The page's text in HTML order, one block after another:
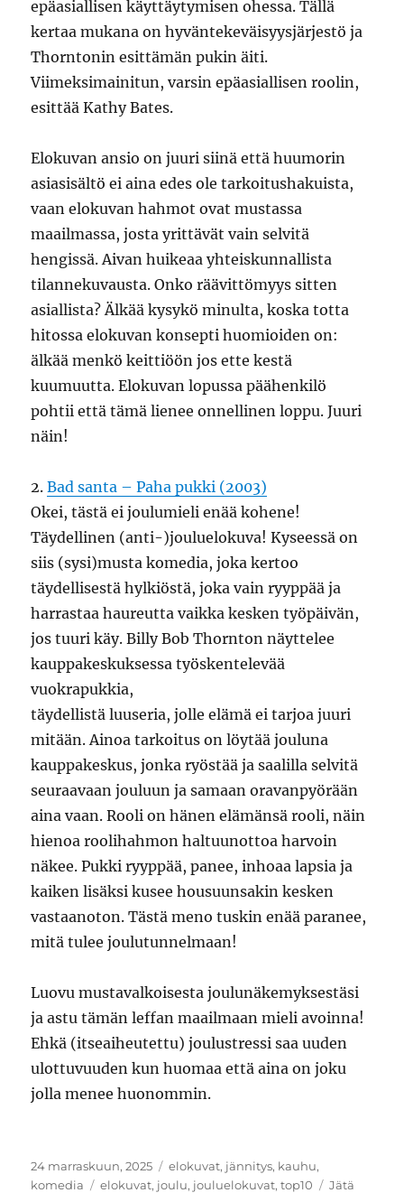
epäasiallisen käyttäytymisen ohessa. Tällä
kertaa mukana on hyväntekeväisyysjärjestö ja
Thorntonin esittämän pukin äiti.
Viimeksimainitun, varsin epäasiallisen roolin,
esittää Kathy Bates.
Elokuvan ansio on juuri siinä että huumorin
asiasisältö ei aina edes ole tarkoitushakuista,
vaan elokuvan hahmot ovat mustassa
maailmassa, josta yrittävät vain selvitä
hengissä. Aivan huikeaa yhteiskunnallista
tilannekuvausta. Onko räävittömyys sitten
asiallista? Älkää kysykö minulta, koska totta
hitossa elokuvan konsepti huomioiden on:
älkää menkö keittiöön jos ette kestä
kuumuutta. Elokuvan lopussa päähenkilö
pohtii että tämä lienee onnellinen loppu. Juuri
näin!
2.Bad santa – Paha pukki (2003)
Okei, tästä ei joulumieli enää kohene!
Täydellinen (anti-)jouluelokuva! Kyseessä on
siis (sysi)musta komedia, joka kertoo
täydellisestä hylkiöstä, joka vain ryyppää ja
harrastaa haureutta vaikka kesken työpäivän,
jos tuuri käy. Billy Bob Thornton näyttelee
kauppakeskuksessa työskentelevää
vuokrapukkia,
täydellistä luuseria, jolle elämä ei tarjoa juuri
mitään. Ainoa tarkoitus on löytää jouluna
kauppakeskus, jonka ryöstää ja saalilla selvitä
seuraavaan jouluun ja samaan oravanpyörään
aina vaan. Rooli on hänen elämänsä rooli, näin
hienoa roolihahmon haltuunottoa harvoin
näkee. Pukki ryyppää, panee, inhoaa lapsia ja
kaiken lisäksi kusee housuunsakin kesken
vastaanoton. Tästä meno tuskin enää paranee,
mitä tulee joulutunnelmaan!
Luovu mustavalkoisesta joulunäkemyksestäsi
ja astu tämän leffan maailmaan mieli avoinna!
Ehkä (itseaiheutettu) joulustressi saa uuden
ulottuvuuden kun huomaa että aina on joku
jolla menee huonommin.
Julkaistu
24 marraskuun, 2025 Kategoriat
elokuvat, jännitys, kauhu,
komedia
Avainsanat
elokuvat, joulu, jouluelokuvat,top10
Jätä